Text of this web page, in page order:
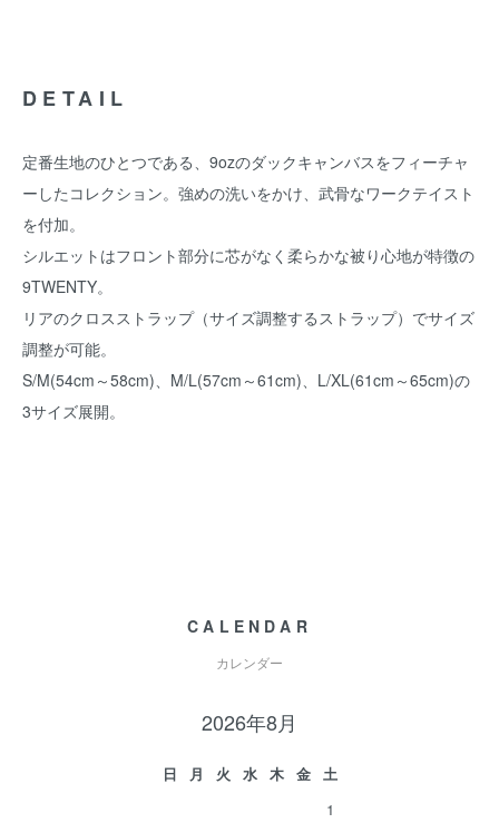
DETAIL
定番生地のひとつである、9ozのダックキャンバスをフィーチャ
ーしたコレクション。強めの洗いをかけ、武骨なワークテイスト
を付加。
シルエットはフロント部分に芯がなく柔らかな被り心地が特徴の
9TWENTY。
リアのクロスストラップ（サイズ調整するストラップ）でサイズ
調整が可能。
S/M(54cm～58cm)、M/L(57cm～61cm)、L/XL(61cm～65cm)の
3サイズ展開。
CALENDAR
カレンダー
2026年8月
日 月 火 水 木 金
土
1